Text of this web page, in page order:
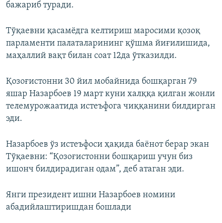
бажариб туради.
Тўқаевни қасамёдга келтириш маросими қозоқ
парламенти палаталарининг қўшма йиғилишида,
маҳаллий вақт билан соат 12да ўтказилди.
Қозоғистонни 30 йил мобайнида бошқарган 79
яшар Назарбоев 19 март куни халққа қилган жонли
телемурожаатида истеъфога чиққанини билдирган
эди.
Назарбоев ўз истеъфоси ҳақида баёнот берар экан
Тўқаевни: “Қозоғистонни бошқариш учун биз
ишонч билдирадиган одам”, деб атаган эди.
Янги президент ишни Назарбоев номини
абадийлаштиришдан бошлади